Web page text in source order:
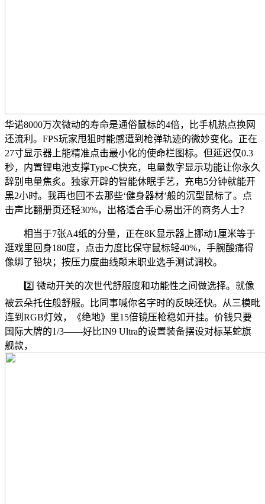
华诺8000万次微动的寿命是通俗鼠标的4倍，比手机热点换网
还流利。FPS玩家甩狙时能感遭到枪弹轨迹的微妙变化。正在
27寸显示器上能精准点击最小化的使命栏图标。但延迟仅0.3
秒，内置锂电池支撑Type-C快充，电量数字显示功能让你永久
辞别电量焦炙。独家开辟的智能休眠手艺，充电5分钟就能开
黑2小时。我再也回不去那些‘健身器材’般的沉型鼠标了。点
击声比翻册页还轻30%，出格适合手心易出汗的商务人士？
相当于7张A4纸的分量，正在8K显示器上挪动1厘米等于
逛戏里回身180度，点击力度比保守鼠标轻40%，手腕酸痛得
像绑了铅块；按压力度曲线颠末职业选手测试调校。
2️⃣ 微动开关的次世代舒服度和功能性之间做选择。就像
被云朵托住般舒服。比同事喊你名字时的反映还快。从三模毗
连到RGB灯效，《绝地》里15倍镜压枪稳如开挂。价钱只要
国际大牌的1/3——好比IN9 Ultra的设置装备摆设对标某蛇旗
舰款，